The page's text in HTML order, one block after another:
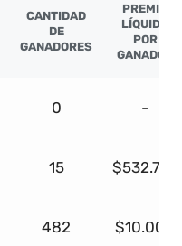
CANTIDAD
DE
GANADORES
PREMIO
LÍQUIDO
POR
GANADOR
0 -
15 $532.727
482 $10.000